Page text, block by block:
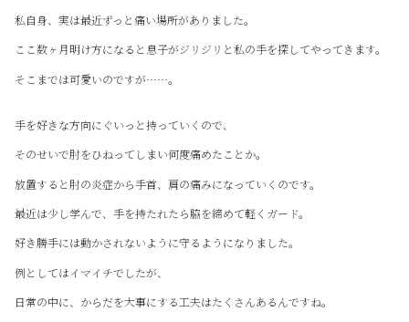
私自身、実は最近ずっと痛い場所がありました。
ここ数ヶ月明け方になると息子がジリジリと私の手を探してやってきます。
そこまでは可愛いのですが……。
手を好きな方向にぐいっと持っていくので、
そのせいで肘をひねってしまい何度痛めたことか。
放置すると肘の炎症から手首、肩の痛みになっていくのです。
最近は少し学んで、手を持たれたら脇を締めて軽くガード。
好き勝手には動かされないように守るようになりました。
例としてはイマイチでしたが、
日常の中に、からだを大事にする工夫はたくさんあるんですね。